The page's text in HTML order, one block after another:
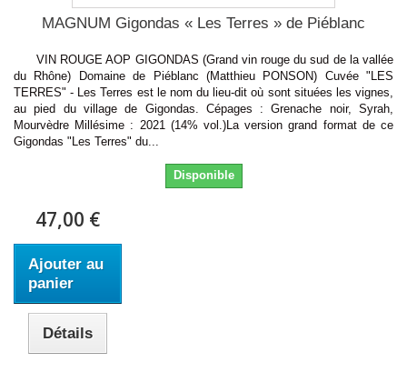
MAGNUM Gigondas « Les Terres » de Piéblanc
VIN ROUGE AOP GIGONDAS (Grand vin rouge du sud de la vallée
du Rhône) Domaine de Piéblanc (Matthieu PONSON) Cuvée "LES
TERRES" - Les Terres est le nom du lieu-dit où sont situées les vignes,
au pied du village de Gigondas. Cépages : Grenache noir, Syrah,
Mourvèdre Millésime : 2021 (14% vol.)La version grand format de ce
Gigondas "Les Terres" du...
Disponible
47,00 €
Ajouter au
panier
Détails